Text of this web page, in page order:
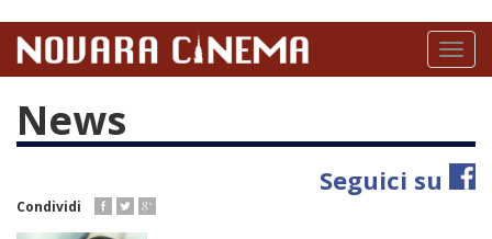
contenuto
Toggle
News
Seguici su
Condividi